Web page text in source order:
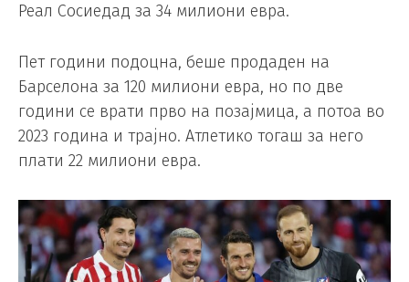
Реал Сосиедад за 34 милиони евра.
Пет години подоцна, беше продаден на
Барселона за 120 милиони евра, но по две
години се врати прво на позајмица, а потоа во
2023 година и трајно. Атлетико тогаш за него
плати 22 милиони евра.